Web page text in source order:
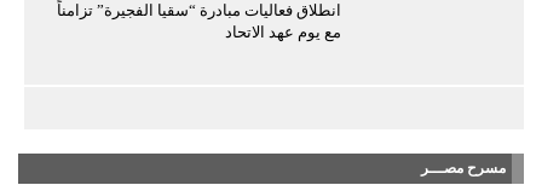
انطلاق فعاليات مبادرة “سقيا الفجيرة” تزامناً
مع يوم عهد الاتحاد
مسرح مصـــر